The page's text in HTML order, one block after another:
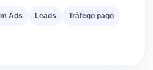
Ads Leads Tráfego pago